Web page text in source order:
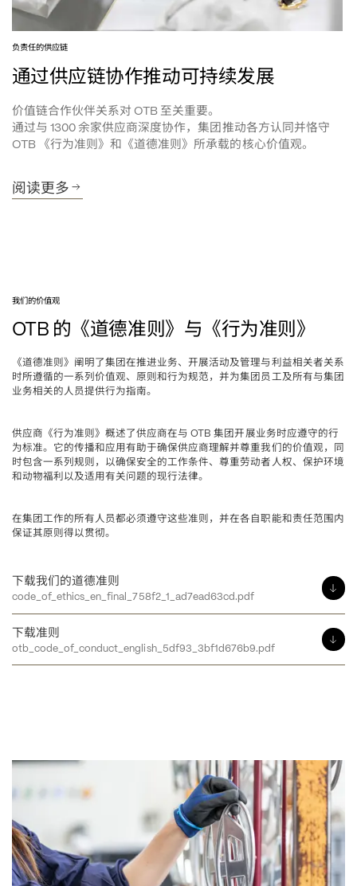
负责任的供应链
通过供应链协作推动可持续发展
价值链合作伙伴关系对 OTB 至关重要。
通过与 1300 余家供应商深度协作，集团推动各方认同并恪守
OTB 《行为准则》和《道德准则》所承载的核心价值观。
阅读更多
我们的价值观
OTB 的《道德准则》与《行为准则》
《道德准则》阐明了集团在推进业务、开展活动及管理与利益相关者关系
时所遵循的一系列价值观、原则和行为规范，并为集团员工及所有与集团
业务相关的人员提供行为指南。
供应商《行为准则》概述了供应商在与 OTB 集团开展业务时应遵守的行
为标准。它的传播和应用有助于确保供应商理解并尊重我们的价值观，同
时包含一系列规则，以确保安全的工作条件、尊重劳动者人权、保护环境
和动物福利以及适用有关问题的现行法律。
在集团工作的所有人员都必须遵守这些准则，并在各自职能和责任范围内
保证其原则得以贯彻。
下载我们的道德准则
code_of_ethics_en_final_758f2_1_ad7ead63cd.pdf
下载准则
otb_code_of_conduct_english_5df93_3bf1d676b9.pdf